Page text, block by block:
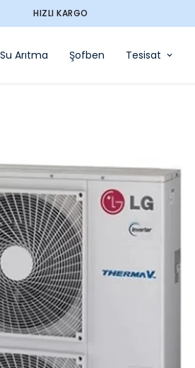
HIZLI KARGO
Su Arıtma Şofben Tesisat